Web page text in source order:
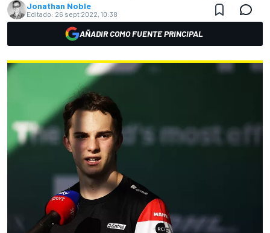
Jonathan Noble
Editado: 26 sept 2022, 10:38
AÑADIR COMO FUENTE PRINCIPAL